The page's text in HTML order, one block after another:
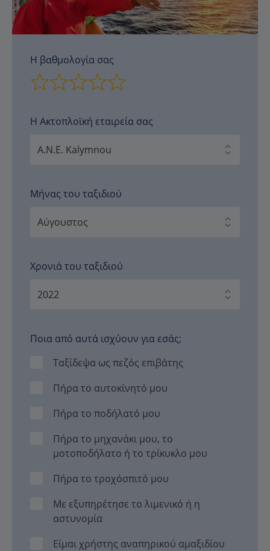
Η βαθμολογία σας
Η Ακτοπλοϊκή εταιρεία σας
Μήνας του ταξιδιού
Χρονιά του ταξιδιού
Ποια από αυτά ισχύουν για εσάς;
Ταξίδεψα ως πεζός επιβάτης
Πήρα το αυτοκίνητό μου
Πήρα το ποδήλατό μου
Πήρα το μηχανάκι μου, το
μοτοποδήλατο ή το τρίκυκλο μου
Πήρα το τροχόσπιτό μου
Με εξυπηρέτησε το λιμενικό ή η
αστυνομία
Είμαι χρήστης αναπηρικού αμαξιδίου